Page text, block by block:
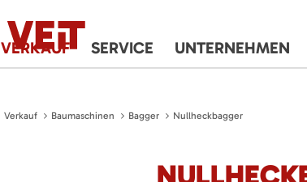
VERKAUF SERVICE UNTERNEHMEN
Verkauf Baumaschinen Bagger Nullheckbagger